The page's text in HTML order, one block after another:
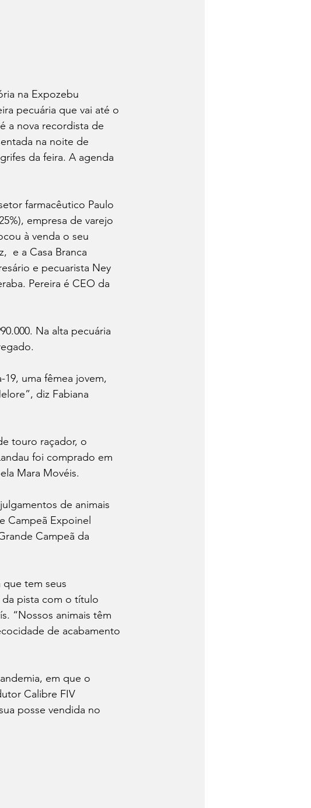
na Expozebu
pecuária que vai até o
a nova recordista de
na noite de
da feira. A agenda
farmacêutico Paulo
empresa de varejo
à venda o seu
e a Casa Branca
e pecuarista Ney
Pereira é CEO da
Na alta pecuária
uma fêmea jovem,
diz Fabiana
touro raçador, o
foi comprado em
Mara Movéis.
de animais
Campeã Expoinel
Campeã da
tem seus
pista com o título
“Nossos animais têm
de acabamento
em que o
Calibre FIV
posse vendida no